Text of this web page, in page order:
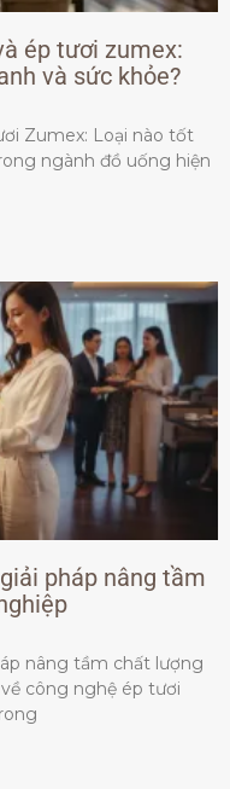
ép tươi zumex:
và sức khỏe?
Zumex: Loại nào tốt
ngành đồ uống hiện
pháp nâng tầm
nâng tầm chất lượng
công nghệ ép tươi